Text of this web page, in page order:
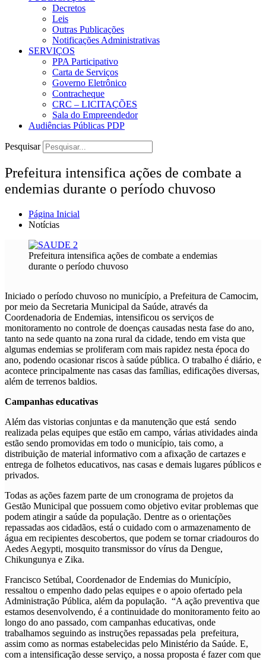
Decretos
Leis
Outras Publicações
Notificações Administrativas
SERVIÇOS
PPA Participativo
Carta de Serviços
Governo Eletrônico
Contracheque
CRC – LICITAÇÕES
Sala do Empreendedor
Audiências Públicas PDP
Pesquisar
Prefeitura intensifica ações de combate a
endemias durante o período chuvoso
Página Inicial
Notícias
Prefeitura intensifica ações de combate a endemias
durante o período chuvoso
Iniciado o período chuvoso no município, a Prefeitura de Camocim,
por meio da Secretaria Municipal da Saúde, através da
Coordenadoria de Endemias, intensificou os serviços de
monitoramento no controle de doenças causadas nesta fase do ano,
tanto na sede quanto na zona rural da cidade, tendo em vista que
algumas endemias se proliferam com mais rapidez nesta época do
ano, podendo ocasionar riscos à saúde pública. O trabalho é diário, e
acontece principalmente nas casas das famílias, edificações diversas,
além de terrenos baldios.
Campanhas educativas
Além das vistorias conjuntas e da manutenção que está sendo
realizada pelas equipes que estão em campo, várias atividades ainda
estão sendo promovidas em todo o município, tais como, a
distribuição de material informativo com a afixação de cartazes e
entrega de folhetos educativos, nas casas e demais lugares públicos e
privados.
Todas as ações fazem parte de um cronograma de projetos da
Gestão Municipal que possuem como objetivo evitar problemas que
podem atingir a saúde da população. Dentre as o orientações
repassadas aos cidadãos, está o cuidado com o armazenamento de
água em recipientes descobertos, que podem se tornar criadouros do
Aedes Aegypti, mosquito transmissor do vírus da Dengue,
Chikungunya e Zika.
Francisco Setúbal, Coordenador de Endemias do Município,
ressaltou o empenho dado pelas equipes e o apoio ofertado pela
Administração Pública, além da população. “A ação preventiva que
estamos desenvolvendo, é a continuidade do monitoramento feito ao
longo do ano passado, com campanhas educativas, onde
trabalhamos seguindo as instruções repassadas pela prefeitura,
assim como as normas estabelecidas pelo Ministério da Saúde. E,
com a intensificação desse serviço, a nossa proposta é fazer com que